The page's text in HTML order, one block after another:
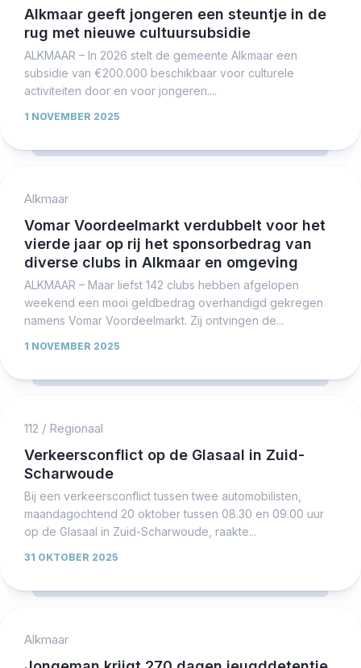
Alkmaar geeft jongeren een steuntje in de
rug met nieuwe cultuursubsidie
ALKMAAR – In 2026 stelt de gemeente Alkmaar een
subsidie van €200.000 beschikbaar voor culturele
activiteiten door en voor jongeren....
1 NOVEMBER 2025
Alkmaar
Vomar Voordeelmarkt verdubbelt voor het
vierde jaar op rij het sponsorbedrag van
diverse clubs in Alkmaar en omgeving
ALKMAAR – Maar liefst 142 clubs hebben afgelopen
weekend een mooi geldbedrag overhandigd gekregen
namens Vomar Voordeelmarkt. Zij ontvingen de...
1 NOVEMBER 2025
112 / Regionaal
Verkeersconflict op de Glasaal in Zuid-
Scharwoude
Bij een verkeersconflict tussen twee automobilisten,
maandagochtend 20 oktober tussen 08.30 en 09.00 uur
op de Glasaal in Zuid-Scharwoude, raakte...
31 OKTOBER 2025
Alkmaar